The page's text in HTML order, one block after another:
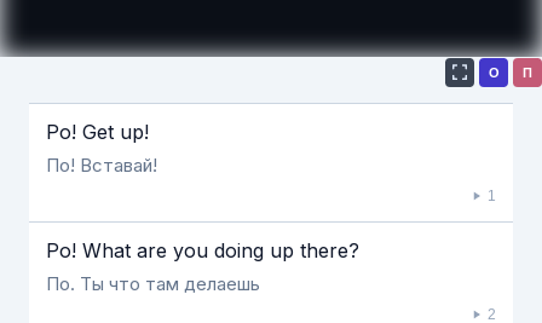
Если видео долго не грузится, выключите VPN
О П
Po! Get up!
По! Вставай!
1
Po! What are you doing up there?
По. Ты что там делаешь
2